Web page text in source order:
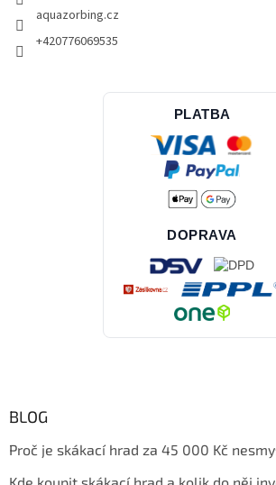
aquazorbing.cz
+420776069535
PLATBA
DOPRAVA
BLOG
Proč je skákací hrad za 45 000 Kč